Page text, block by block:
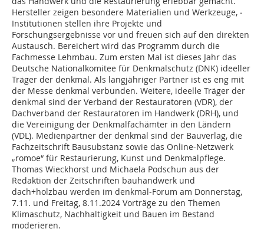
Hersteller zeigen ­besondere Materialien und Werkzeuge, ­
Institutionen stellen ihre ­Projekte und
Forschungsergebnisse vor und freuen sich auf den ­direkten
Austausch. Bereichert wird das Programm durch die
Fachmesse Lehmbau. Zum ersten Mal ist dieses Jahr das
Deutsche Nationalkomitee für Denkmalschutz (DNK) ideeller
Träger der denkmal. Als langjähriger Partner ist es eng mit
der Messe denkmal verbunden. Weitere, ideelle Träger der
denkmal sind der Verband der Restauratoren (VDR), der
Dachverband der Restauratoren im Handwerk (DRH), und
die Vereinigung der Denkmal­fachämter in den Ländern
(VDL). Medienpartner der denkmal sind der Bauverlag, die
Fachzeitschrift Bausubstanz sowie das Online-­Netzwerk
„romoe“ für Restaurierung, Kunst und ­Denkmalpflege.
Thomas Wieckhorst und Michaela Podschun aus der
Redaktion der Zeitschriften bauhandwerk und
dach+holzbau werden im denkmal-Forum am Donnerstag,
7.11. und ­Freitag, 8.11.2024 Vorträge zu den Themen
Klimaschutz, Nachhaltigkeit und Bauen im Bestand
moderieren.